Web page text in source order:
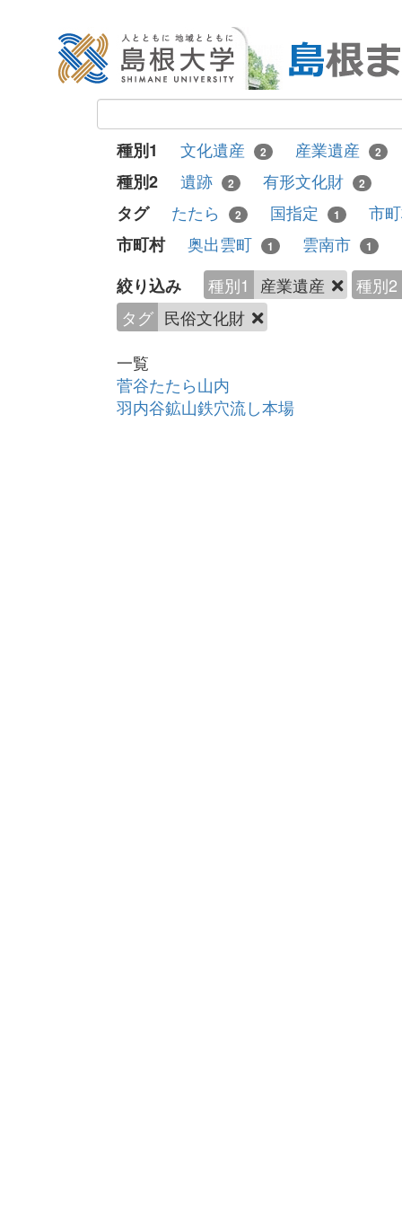
種別1 文化遺産 2 産業遺産 2
種別2 遺跡 2 有形文化財 2
タグ たたら 2 国指定 1
市
市町村
奥出雲町 1 雲南市 1
絞り込み 種別1 産業遺産
種別2
タグ 民俗文化財
一覧
菅谷たたら山内
羽内谷鉱山鉄穴流し本場